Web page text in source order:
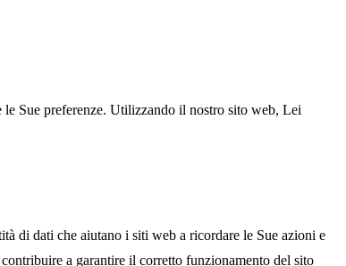
Sue preferenze. Utilizzando il nostro sito web, Lei
di dati che aiutano i siti web a ricordare le Sue azioni e
a garantire il corretto funzionamento del sito